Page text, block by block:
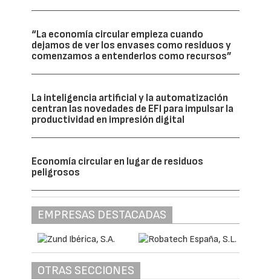
“La economía circular empieza cuando
dejamos de ver los envases como residuos y
comenzamos a entenderlos como recursos”
La inteligencia artificial y la automatización
centran las novedades de EFI para impulsar la
productividad en impresión digital
Economía circular en lugar de residuos
peligrosos
EMPRESAS DESTACADAS
OTRAS SECCIONES